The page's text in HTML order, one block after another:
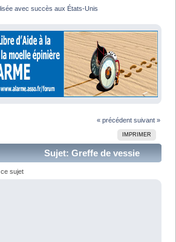
avec succès aux États-Unis
« précédent suivant »
IMPRIMER
Sujet: Greffe de vessie
aux États-Unis (Lu 15291 fois)
sujet